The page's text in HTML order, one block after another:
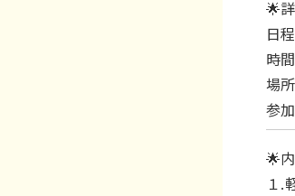
🌟
日
時
場
参
🌟
１.